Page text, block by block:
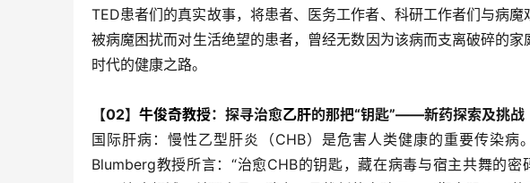
TED患者们的真实故事，将患者、医务工作者、科研工作者们与病
被病魔困扰而对生活绝望的患者，曾经无数因为该病而支离破碎的
时代的健康之路。
【02】 牛俊奇教授：探寻治愈乙肝的那把“钥匙”——新药探索及挑战
国际肝病：慢性乙型肝炎（CHB）是危害人类健康的重要传染
Blumberg教授所言：“治愈CHB的钥匙，藏在病毒与宿主共舞的